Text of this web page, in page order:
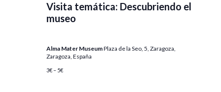
Visita temática: Descubriendo el
museo
Alma Mater MuseumPlaza de la Seo, 5, Zaragoza,
Zaragoza, España
3€ – 5€